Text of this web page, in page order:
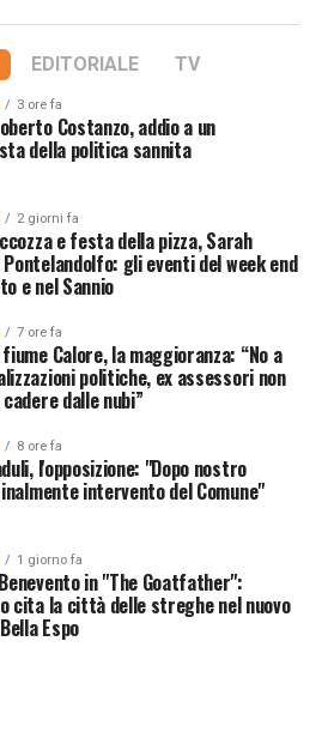
EDITORIALE TV
3 ore fa
Costanzo, addio a un
della politica sannita
2 giorni fa
e festa della pizza, Sarah
Pontelandolfo: gli eventi del week end
e nel Sannio
7 ore fa
fiume Calore, la maggioranza: “No a
politiche, ex assessori non
dalle nubi”
8 ore fa
l'opposizione: "Dopo nostro
intervento del Comune"
1 giorno fa
in "The Goatfather":
cita la città delle streghe nel nuovo
Espo